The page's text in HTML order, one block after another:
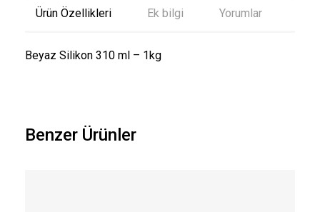
Ürün Özellikleri Ek bilgi Yorumlar
Beyaz Silikon 310 ml – 1kg
Benzer Ürünler